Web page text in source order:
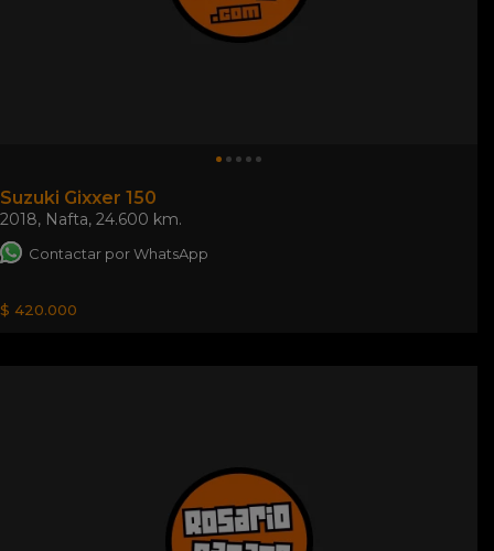
Suzuki Gixxer 150
2018, Nafta, 24.600 km.
Contactar por WhatsApp
$ 420.000